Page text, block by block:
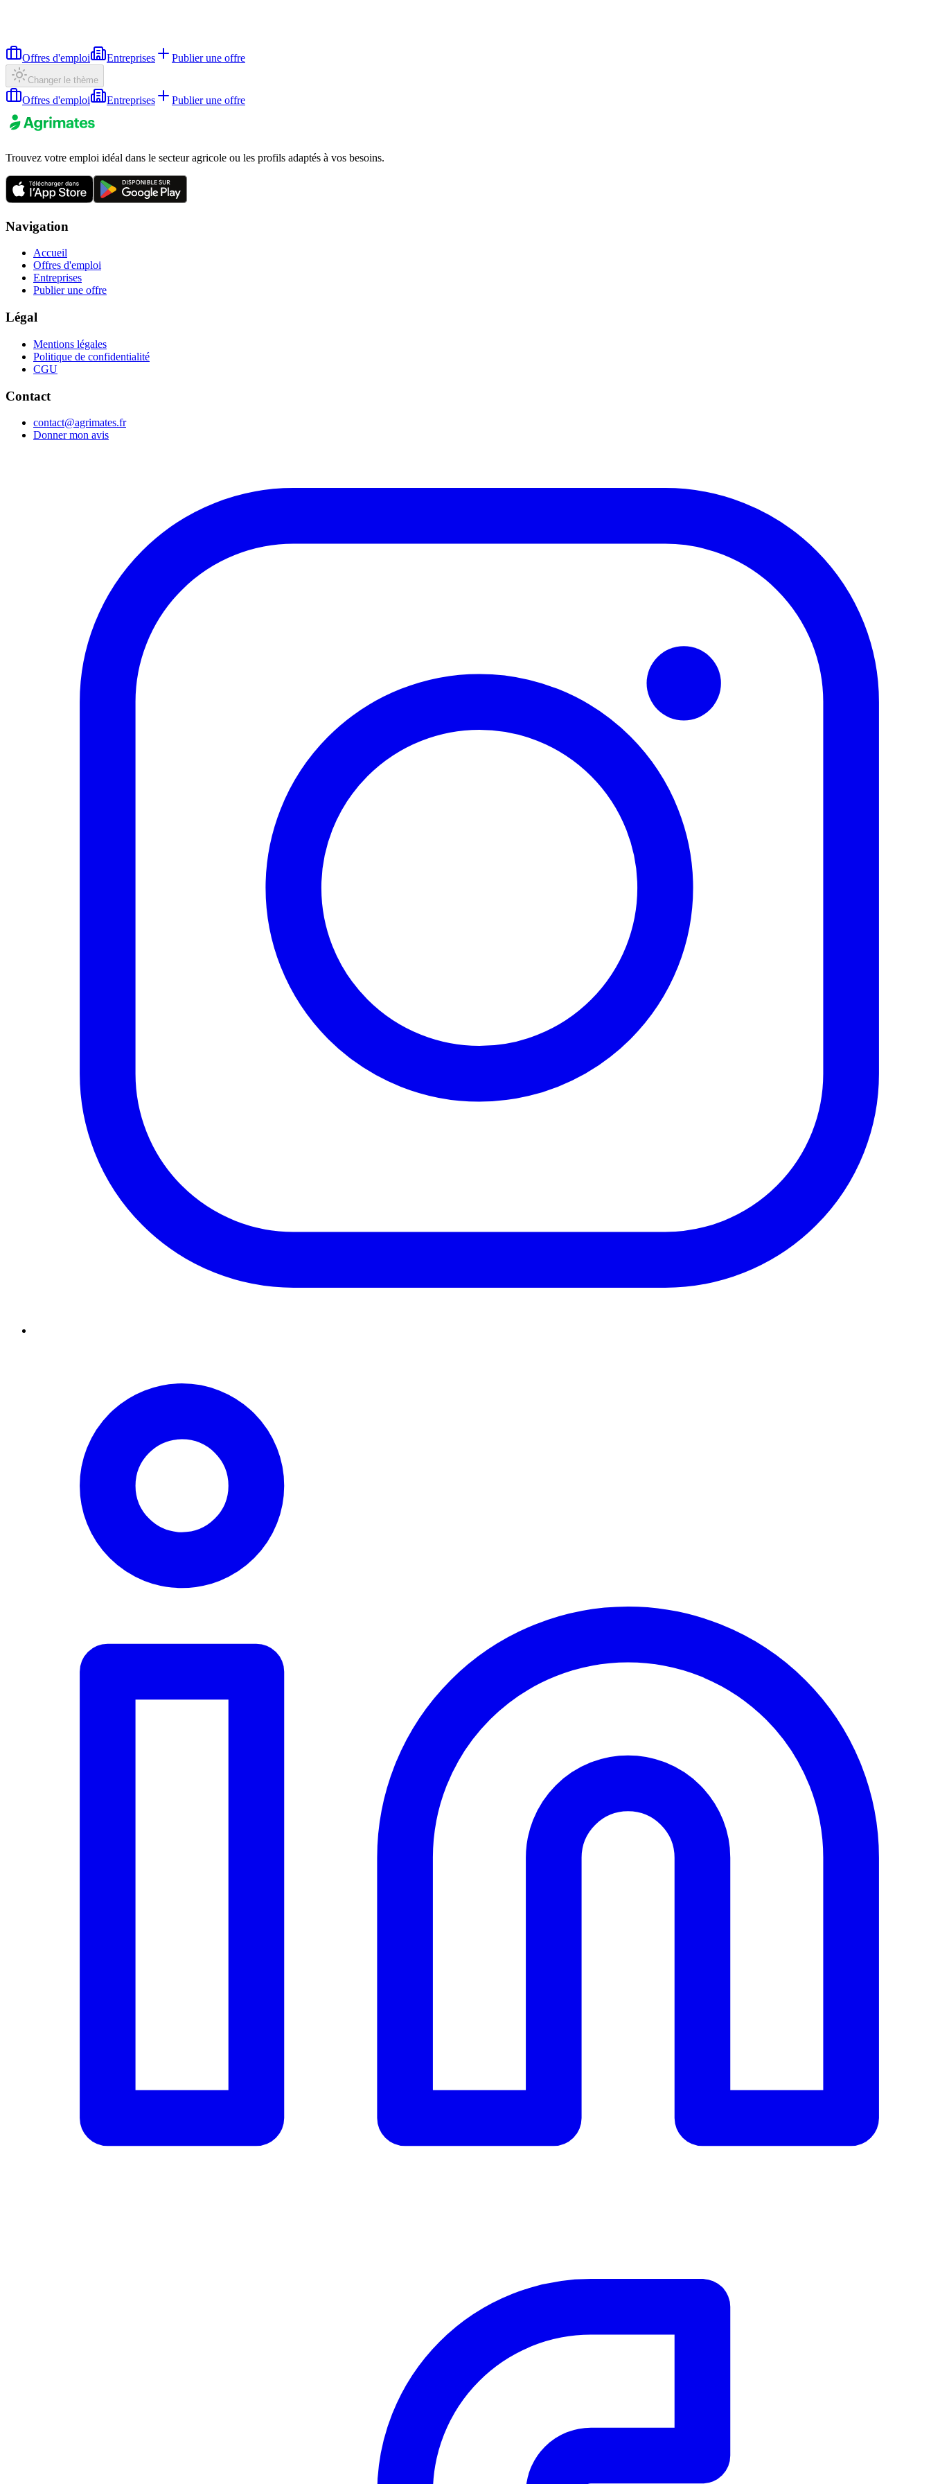
Offres d'emploi Entreprises Publier une offre
Changer le thème
Offres d'emploi Entreprises Publier une offre
Trouvez votre emploi idéal dans le secteur agricole ou les profils adaptés à vos besoins.
Navigation
Accueil
Offres d'emploi
Entreprises
Publier une offre
Légal
Mentions légales
Politique de confidentialité
CGU
Contact
contact@agrimates.fr
Donner mon avis